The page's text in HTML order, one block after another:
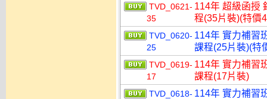
TVD_0621-
35
114年 超級函授
程(35片裝)(特價
TVD_0620-
25
114年 實力補習
課程(25片裝)(特
TVD_0619-
17
114年 實力補習
課程(17片裝)
TVD_0618- 114年 實力補習